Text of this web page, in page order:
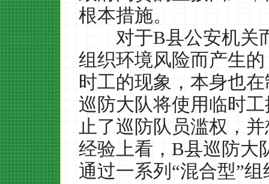
根本措施。
对于B县公安机关
组织环境风险而产生
时工的现象，本身也
巡防大队将使用临时
止了巡防队员滥权，
经验上看，B县巡防大
通过一系列“混合型”组